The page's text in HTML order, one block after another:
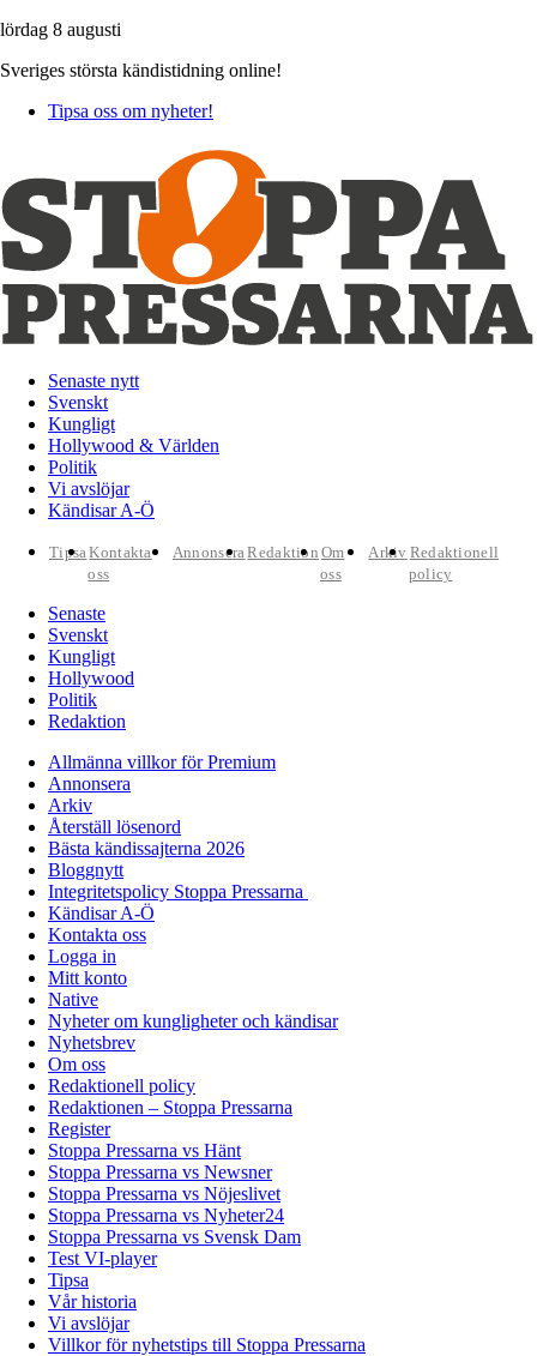
lördag 8 augusti
Sveriges största kändistidning online!
Tipsa oss om nyheter!
Senaste nytt
Svenskt
Kungligt
Hollywood & Världen
Politik
Vi avslöjar
Kändisar A-Ö
TipsaKontakta
oss
AnnonseraRedaktion Om
oss
Arkiv Redaktionell
policy
Senaste
Svenskt
Kungligt
Hollywood
Politik
Redaktion
Allmänna villkor för Premium
Annonsera
Arkiv
Återställ lösenord
Bästa kändissajterna 2026
Bloggnytt
Integritetspolicy Stoppa Pressarna
Kändisar A-Ö
Kontakta oss
Logga in
Mitt konto
Native
Nyheter om kungligheter och kändisar
Nyhetsbrev
Om oss
Redaktionell policy
Redaktionen – Stoppa Pressarna
Register
Stoppa Pressarna vs Hänt
Stoppa Pressarna vs Newsner
Stoppa Pressarna vs Nöjeslivet
Stoppa Pressarna vs Nyheter24
Stoppa Pressarna vs Svensk Dam
Test VI-player
Tipsa
Vår historia
Vi avslöjar
Villkor för nyhetstips till Stoppa Pressarna